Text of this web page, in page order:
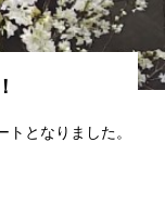
となりました。